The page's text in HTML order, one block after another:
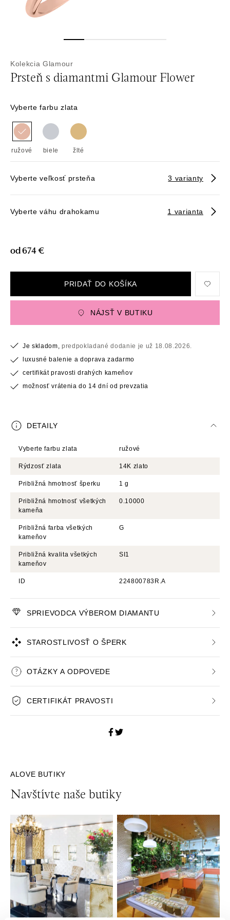
Kolekcia Glamour
Prsteň s diamantmi Glamour Flower
Vyberte farbu zlata
ružové biele žlté
Vyberte veľkosť prsteňa 3 varianty
Vyberte váhu drahokamu 1 varianta
od 674 €
PRIDAŤ DO KOŠÍKA
NÁJSŤ V BUTIKU
Je skladom, predpokladané dodanie je už 18.08.2026.
luxusné balenie a doprava zadarmo
certifikát pravosti drahých kameňov
možnosť vrátenia do 14 dní od prevzatia
DETAILY
Vyberte farbu zlata ružové
Rýdzosť zlata 14K zlato
Približná hmotnosť šperku 1 g
Približná hmotnosť všetkých
kameňa
0.10000
Približná farba všetkých
kameňov
G
Približná kvalita všetkých
kameňov
SI1
ID 224800783R.A
SPRIEVODCA VÝBEROM DIAMANTU
STAROSTLIVOSŤ O ŠPERK
OTÁZKY A ODPOVEDE
CERTIFIKÁT PRAVOSTI
ALOVE BUTIKY
Navštívte naše butiky